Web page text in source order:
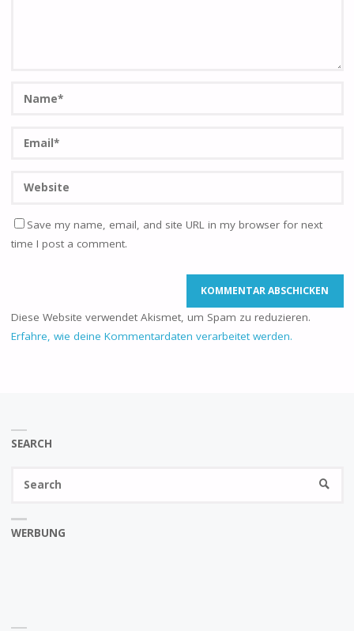
Save my name, email, and site URL in my browser for next
time I post a comment.
Diese Website verwendet Akismet, um Spam zu reduzieren.
Erfahre, wie deine Kommentardaten verarbeitet werden.
SEARCH
WERBUNG